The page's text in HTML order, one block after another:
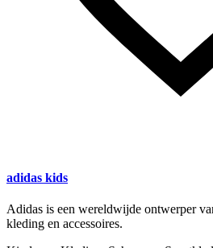
adidas kids
Adidas is een wereldwijde ontwerper
kleding en accessoires.